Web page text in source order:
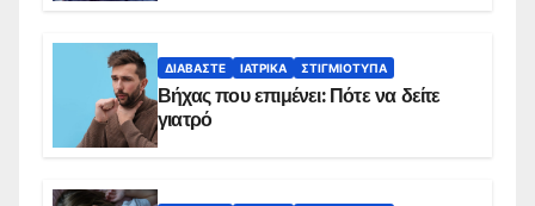
ΔΙΑΒΆΣΤΕ ΙΑΤΡΙΚΆ ΣΤΙΓΜΙΌΤΥΠΑ
Βήχας που επιμένει: Πότε να δείτε
γιατρό